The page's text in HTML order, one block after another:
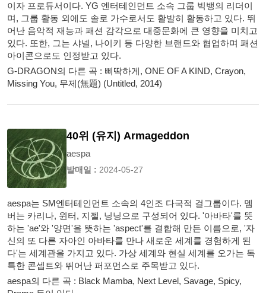
이자 프로듀서이다. YG 엔터테인먼트 소속 그룹 빅뱅의 리더이
며, 그룹 활동 외에도 솔로 가수로서도 활발히 활동하고 있다. 뛰
어난 음악적 재능과 패션 감각으로 대중문화에 큰 영향을 미치고
있다. 또한, 그는 샤넬, 나이키 등 다양한 브랜드와 협업하며 패션
아이콘으로도 인정받고 있다.
G-DRAGON의 다른 곡 : 삐딱하게, ONE OF A KIND, Crayon,
Missing You, 무제(無題) (Untitled, 2014)
40위 (유지) Armageddon
aespa
발매일 : 2024-05-27
aespa는 SM엔터테인먼트 소속의 4인조 다국적 걸그룹이다. 멤
버는 카리나, 윈터, 지젤, 닝닝으로 구성되어 있다. '아바타'를 뜻
하는 'ae'와 '양면'을 뜻하는 'aspect'를 결합해 만든 이름으로, '자
신의 또 다른 자아인 아바타를 만나 새로운 세계를 경험하게 된
다'는 세계관을 가지고 있다. 가상 세계와 현실 세계를 오가는 독
특한 콘셉트와 뛰어난 퍼포먼스로 주목받고 있다.
aespa의 다른 곡 : Black Mamba, Next Level, Savage, Spicy,